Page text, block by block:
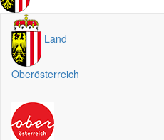
Land
Oberösterreich